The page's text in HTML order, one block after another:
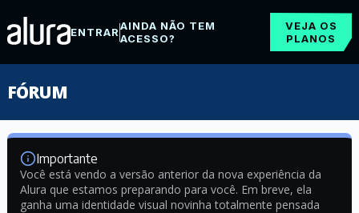
ENTRARAINDA NÃO TEM
ACESSO?
VEJA OS
PLANOS
FÓRUM
Importante
Você está vendo a versão anterior da nova experiência da
Alura que estamos preparando para você. Em breve, ela
ganha uma identidade visual novinha totalmente pensada